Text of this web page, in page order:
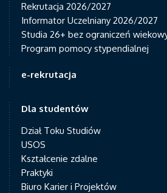
Rekrutacja 2026/2027
Informator Uczelniany 2026/2027
Studia 26+ bez ograniczeń
Program pomocy stypendialnej
e-rekrutacja
Dla studentów
Dział Toku Studiów
USOS
Kształcenie zdalne
Praktyki
Biuro Karier i Projektów